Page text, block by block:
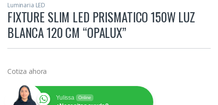
Luminaria LED
FIXTURE SLIM LED PRISMATICO 150W LUZ
BLANCA 120 CM “OPALUX”
Cotiza ahora
Yulissa Online